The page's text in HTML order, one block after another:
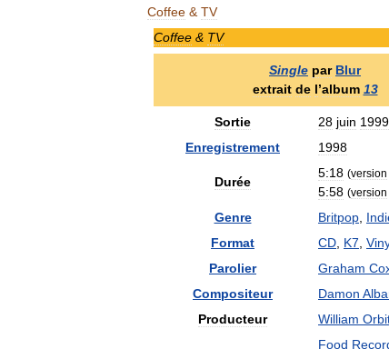
Coffee & TV
Coffee & TV
Single par Blur
extrait de l’album 13
Sortie 28 juin 1999
Enregistrement
1998
Durée
5:18 (version
5:58 (version
Genre Britpop
Format
CD K7
Parolier
Graham
Compositeur
Damon
Producteur
William
Food